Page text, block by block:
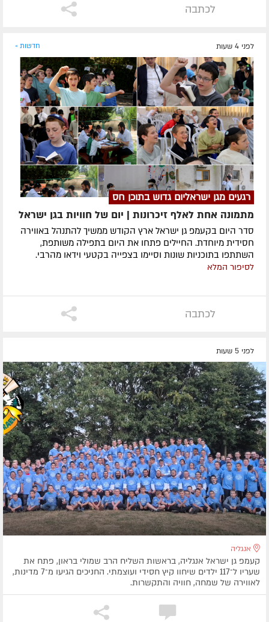
לכתבה
לפני 4 שעות חדשות »
רגעים מגן ישראליום גדוש בתוכן חס
מתמונה אחת לאלף זיכרונות | יום של חוויות בגן ישראל
סדר היום בקעמפ גן ישראל ארץ הקודש ממשיך להתנהל באווירה
חסידית מיוחדת. החיילים פתחו את היום בתפילה משותפת,
השתתפו בתוכניות שונות וסיימו בצפייה בקטעי וידאו מהרבי.
לסיפור המלא
לכתבה
לפני 5 שעות
אנגליה
קעמפ גן ישראל אנגליה, בראשות השליח הרב שמולי בראון, פתח את
שעריו ל־117 ילדים שיחוו קיץ חסידי ועוצמתי. החניכים הגיעו מ־7 מדינות,
לאווירה של שמחה, חוויה והתקשרות.